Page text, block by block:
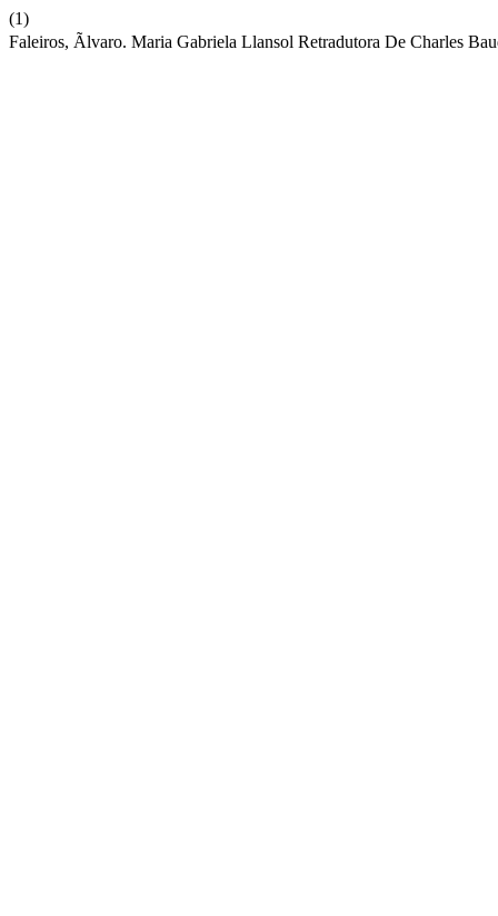
(1)
Faleiros, Ãlvaro. Maria Gabriela Llansol Retradutora De Charles